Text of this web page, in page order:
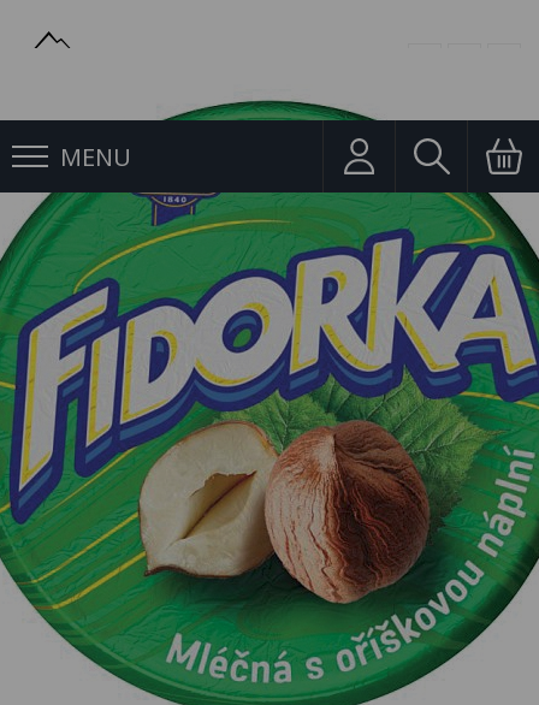
MENU
Oplatky Fidorka Mléčná s Oříškovou Náplní 30g Opavia
Fidorka Mléčná s Oříškovou Náplní
30g Opavia
Přidat do oblíbených produktů
Foto produktu se může od skutečnosti mírně lišit.